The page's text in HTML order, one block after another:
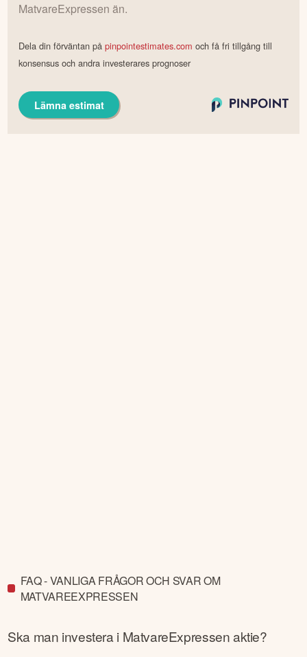
MatvareExpressen än.
Dela din förväntan påpinpointestimates.com och få fri tillgång till
konsensus och andra investerares prognoser
Lämna estimat
FAQ - VANLIGA FRÅGOR OCH SVAR OM
MATVAREEXPRESSEN
Ska man investera i MatvareExpressenaktie?